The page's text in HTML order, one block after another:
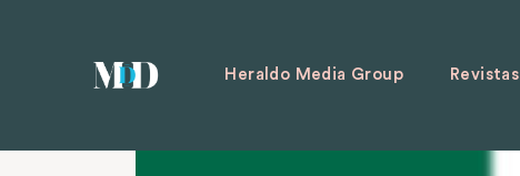
Heraldo Media Group Revistas